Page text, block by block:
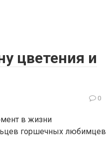
цветения и
0
в жизни
горшечных любимцев